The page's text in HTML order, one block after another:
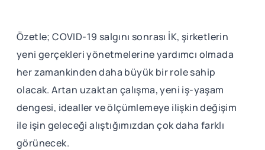
Özetle; COVID-19 salgını sonrası İK, şirketlerin
yeni gerçekleri yönetmelerine yardımcı olmada
her zamankinden daha büyük bir role sahip
olacak. Artan uzaktan çalışma, yeni iş-yaşam
dengesi, idealler ve ölçümlemeye ilişkin değişim
ile işin geleceği alıştığımızdan çok daha farklı
görünecek.